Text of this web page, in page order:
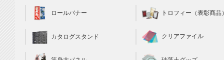
ロールバナー
カタログスタンド
トロフィー（表彰商品
クリアファイル